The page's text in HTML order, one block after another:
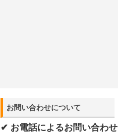
お問い合わせについて
✔ お電話によるお問い合わせ